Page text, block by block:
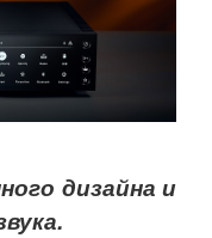
дизайна и